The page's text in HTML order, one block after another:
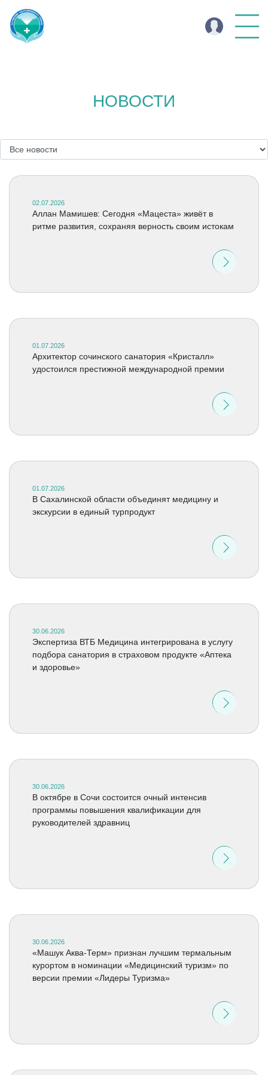
НОВОСТИ
02.07.2026
Аллан Мамишев: Сегодня «Мацеста» живёт в
ритме развития, сохраняя верность своим истокам
01.07.2026
Архитектор сочинского санатория «Кристалл»
удостоился престижной международной премии
01.07.2026
В Сахалинской области объединят медицину и
экскурсии в единый турпродукт
30.06.2026
Экспертиза ВТБ Медицина интегрирована в услугу
подбора санатория в страховом продукте «Аптека
и здоровье»
30.06.2026
В октябре в Сочи состоится очный интенсив
программы повышения квалификации для
руководителей здравниц
30.06.2026
«Машук Аква-Терм» признан лучшим термальным
курортом в номинации «Медицинский туризм» по
версии премии «Лидеры Туризма»